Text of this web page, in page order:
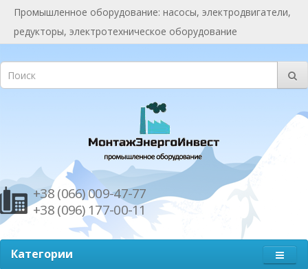
Промышленное оборудование: насосы, электродвигатели,
редукторы, электротехническое оборудование
+38 (066) 009-47-77
+38 (096) 177-00-11
Категории